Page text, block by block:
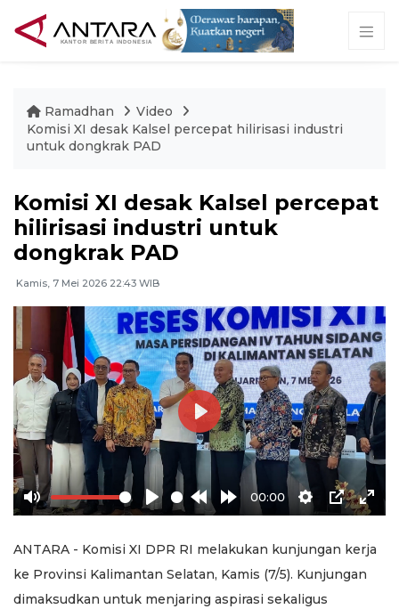
Ramadhan
Video
Komisi XI desak Kalsel percepat hilirisasi industri
untuk dongkrak PAD
Komisi XI desak Kalsel percepat
hilirisasi industri untuk
dongkrak PAD
Kamis, 7 Mei 2026 22:43 WIB
Mute Play
Rewind
10s
Forward
10s
00:00
Settings
PIP
Play
ANTARA - Komisi XI DPR RI melakukan kunjungan kerja
ke Provinsi Kalimantan Selatan, Kamis (7/5). Kunjungan
dimaksudkan untuk menjaring aspirasi sekaligus